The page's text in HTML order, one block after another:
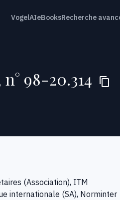
VogelAIeBooksRecherche
98-20.314
(Association), ITM
internationale (SA), Norminter